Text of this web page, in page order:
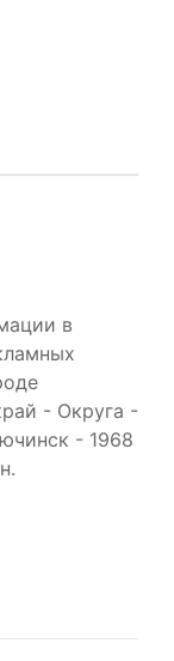
в
- Округа -
- 1968